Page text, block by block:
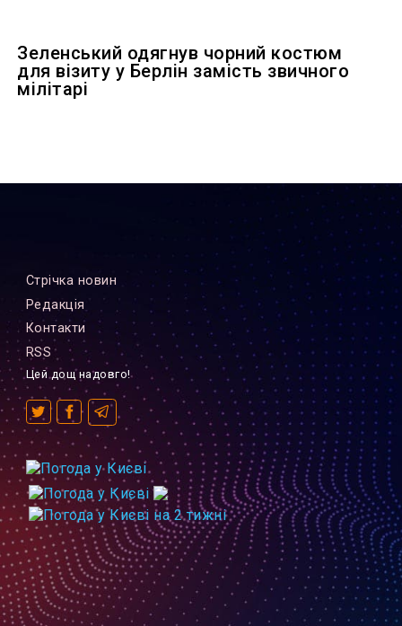
Зеленський одягнув чорний костюм
для візиту у Берлін замість звичного
мілітарі
Стрiчка новин
Редакцiя
Контакти
RSS
Цей дощ надовго!